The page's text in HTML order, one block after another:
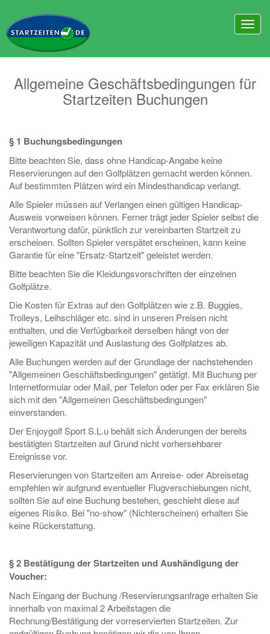
Allgemeine Geschäftsbedingungen für
Startzeiten Buchungen
§ 1 Buchungsbedingungen
Bitte beachten Sie, dass ohne Handicap-Angabe keine
Reservierungen auf den Golfplätzen gemacht werden können.
Auf bestimmten Plätzen wird ein Mindesthandicap verlangt.
Alle Spieler müssen auf Verlangen einen gültigen Handicap-
Ausweis vorweisen können. Ferner trägt jeder Spieler selbst die
Verantwortung dafür, pünktlich zur vereinbarten Startzeit zu
erscheinen. Sollten Spieler verspätet erscheinen, kann keine
Garantie für eine "Ersatz-Startzeit" geleistet werden.
Bitte beachten Sie die Kleidungsvorschriften der einzelnen
Golfplätze.
Die Kosten für Extras auf den Golfplätzen wie z.B. Buggies,
Trolleys, Leihschläger etc. sind in unseren Preisen nicht
enthalten, und die Verfügbarkeit derselben hängt von der
jeweiligen Kapazität und Auslastung des Golfplatzes ab.
Alle Buchungen werden auf der Grundlage der nachstehenden
"Allgemeinen Geschäftsbedingungen" getätigt. Mit Buchung per
Internetformular oder Mail, per Telefon oder per Fax erklären Sie
sich mit den "Allgemeinen Geschäftsbedingungen"
einverstanden.
Der Enjoygolf Sport S.L.u behält sich Änderungen der bereits
bestätigten Startzeiten auf Grund nicht vorhersehbarer
Ereignisse vor.
Reservierungen von Startzeiten am Anreise- oder Abreisetag
empfehlen wir aufgrund eventueller Flugverschiebungen nicht,
sollten Sie auf eine Buchung bestehen, geschieht diese auf
eigenes Risiko. Bei "no-show" (Nichterscheinen) erhalten Sie
keine Rückerstattung.
§ 2 Bestätigung der Startzeiten und Aushändigung der
Voucher:
Nach Eingang der Buchung /Reservierungsanfrage erhalten Sie
innerhalb von maximal 2 Arbeitstagen die
Rechnung/Bestätigung der vorreservierten Startzeiten. Zur